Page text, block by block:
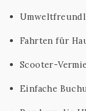
Fahrten für
Scooter-
Einfache